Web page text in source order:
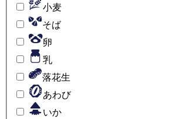
小麦
そば
卵
乳
落花生
あわび
いか